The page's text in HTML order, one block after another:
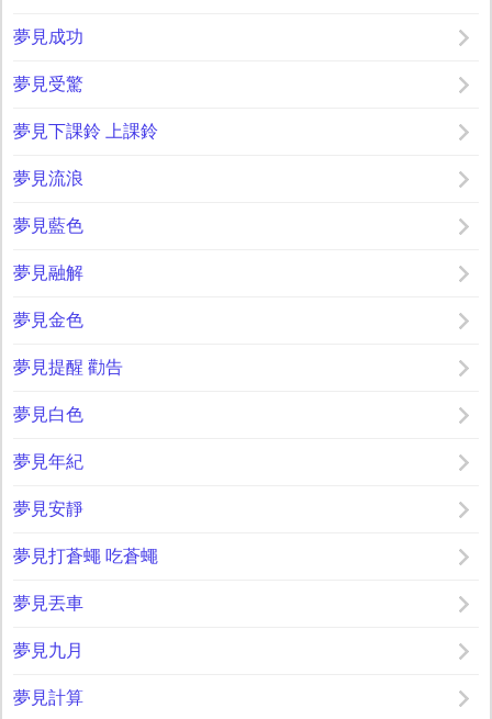
夢見成功
夢見受驚
夢見下課鈴 上課鈴
夢見流浪
夢見藍色
夢見融解
夢見金色
夢見提醒 勸告
夢見白色
夢見年紀
夢見安靜
夢見打蒼蠅 吃蒼蠅
夢見丟車
夢見九月
夢見計算